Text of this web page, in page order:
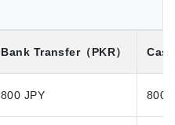
Bank Transfer（PKR）
800 JPY 800